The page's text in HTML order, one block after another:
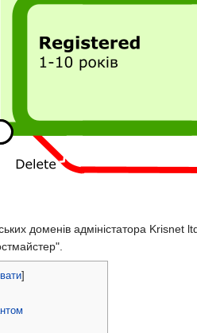
доменів адміністатора
]